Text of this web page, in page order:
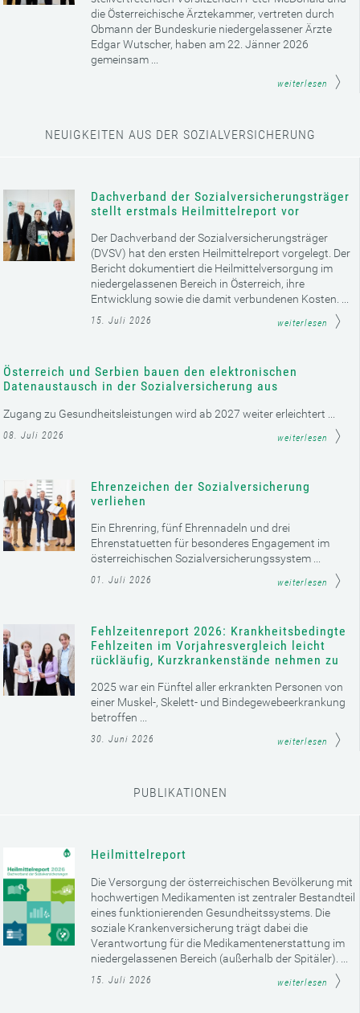
die Österreichische Ärztekammer, vertreten durch
Obmann der Bundeskurie niedergelassener Ärzte
Edgar Wutscher, haben am 22. Jänner 2026
gemeinsam ...
weiterlesen
NEUIGKEITEN AUS DER SOZIALVERSICHERUNG
Dachverband der Sozialversicherungsträger
stellt erstmals Heilmittelreport vor
Der Dachverband der Sozialversicherungsträger
(DVSV) hat den ersten Heilmittelreport vorgelegt. Der
Bericht dokumentiert die Heilmittelversorgung im
niedergelassenen Bereich in Österreich, ihre
Entwicklung sowie die damit verbundenen Kosten. ...
15. Juli 2026 weiterlesen
Österreich und Serbien bauen den elektronischen
Datenaustausch in der Sozialversicherung aus
Zugang zu Gesundheitsleistungen wird ab 2027 weiter erleichtert ...
08. Juli 2026 weiterlesen
Ehrenzeichen der Sozialversicherung
verliehen
Ein Ehrenring, fünf Ehrennadeln und drei
Ehrenstatuetten für besonderes Engagement im
österreichischen Sozialversicherungssystem ...
01. Juli 2026 weiterlesen
Fehlzeitenreport 2026: Krankheitsbedingte
Fehlzeiten im Vorjahresvergleich leicht
rückläufig, Kurzkrankenstände nehmen zu
2025 war ein Fünftel aller erkrankten Personen von
einer Muskel-, Skelett- und Bindegewebeerkrankung
betroffen ...
30. Juni 2026 weiterlesen
PUBLIKATIONEN
Heilmittelreport
Die Versorgung der österreichischen Bevölkerung mit
hochwertigen Medikamenten ist zentraler Bestandteil
eines funktionierenden Gesundheitssystems. Die
soziale Krankenversicherung trägt dabei die
Verantwortung für die Medikamentenerstattung im
niedergelassenen Bereich (außerhalb der Spitäler). ...
15. Juli 2026 weiterlesen